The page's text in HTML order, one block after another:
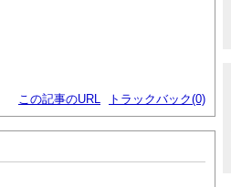
この記事のURL トラックバック(0)